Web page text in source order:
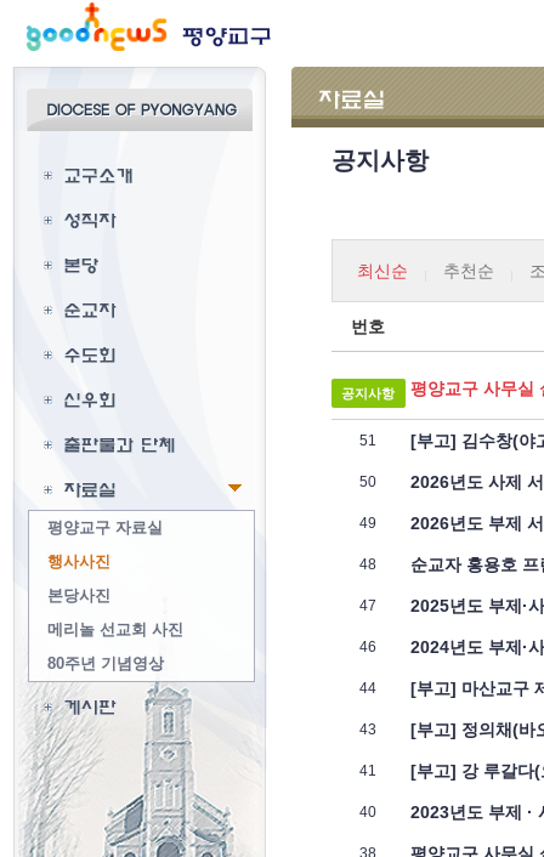
평양교구 자료실
행사사진
본당사진
메리놀 선교회 사진
80주년 기념영상